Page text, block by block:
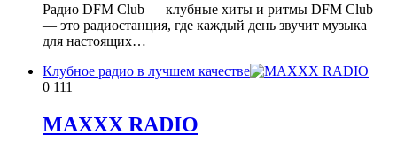
Радио DFM Club — клубные хиты и ритмы DFM Club
— это радиостанция, где каждый день звучит музыка
для настоящих…
Клубное радио в лучшем качестве
0 111
MAXXX RADIO